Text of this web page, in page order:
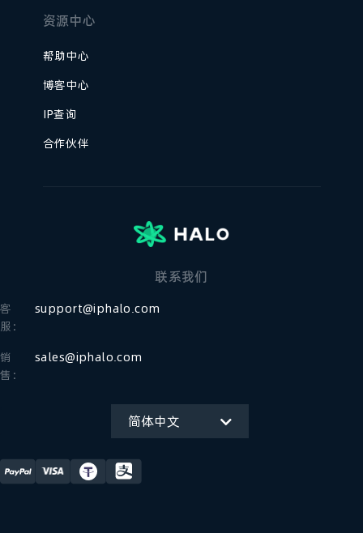
资源中心
帮助中心
博客中心
IP查询
合作伙伴
联系我们
客
服：
support@iphalo.com
销
售：
sales@iphalo.com
简体中文
English